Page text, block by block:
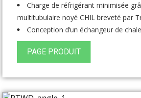
Charge de réfrigérant minimisée
multitubulaire noyé CHIL breveté par
Conception d’un échangeur de
courant de série
PAGE PRODUIT